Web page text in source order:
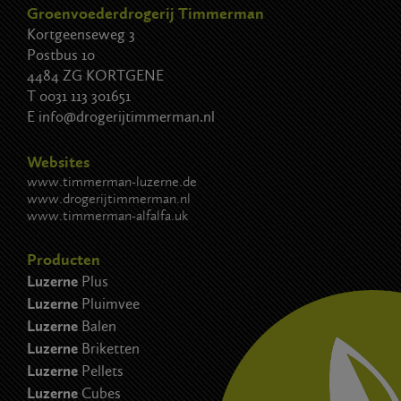
Groenvoederdrogerij Timmerman
Kortgeenseweg 3
Postbus 10
4484 ZG KORTGENE
T 0031 113 301651
E info@drogerijtimmerman.nl
Websites
www.timmerman-luzerne.de
www.drogerijtimmerman.nl
www.timmerman-alfalfa.uk
Producten
Luzerne Plus
Luzerne Pluimvee
Luzerne Balen
Luzerne Briketten
Luzerne Pellets
Luzerne Cubes